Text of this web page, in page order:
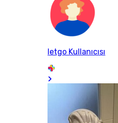
letgo Kullanıcısı